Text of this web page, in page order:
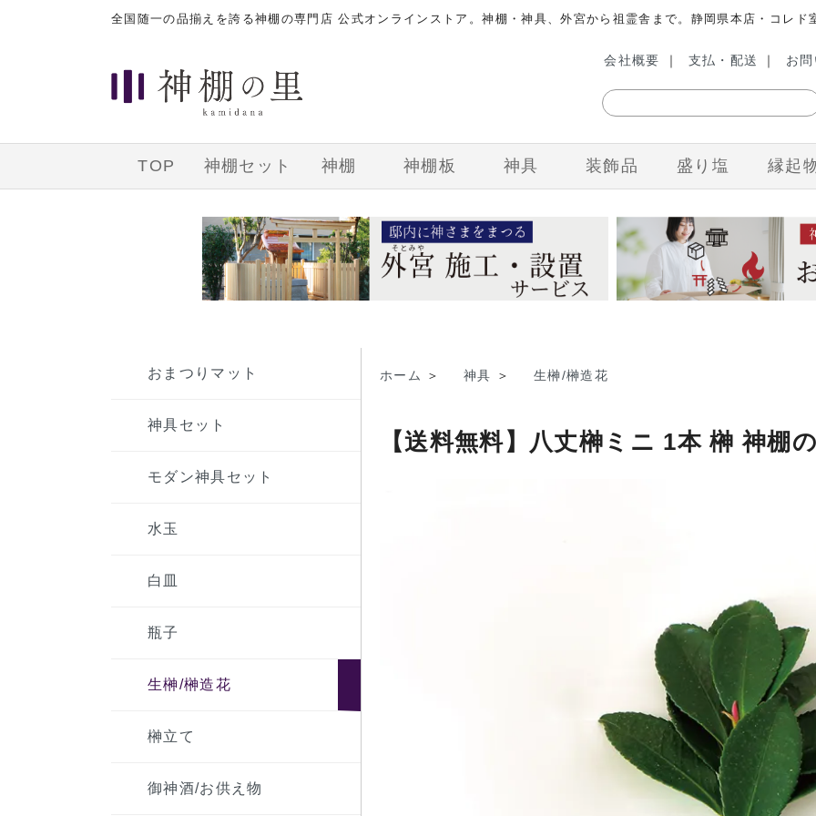
全国随一の品揃えを誇る神棚の専門店 公式オンラインストア。神棚・神具、外宮から祖霊舎まで。静岡県本店・コレ
会社概要 支払・配送 お
TOP 神棚セット 神棚 神棚板 神具 装飾品 盛り塩 縁起
おまつりマット
神具セット
モダン神具セット
水玉
白皿
瓶子
生榊/榊造花
榊立て
御神酒/お供え物
ホーム ＞ 神具 ＞ 生榊/榊造花
【送料無料】八丈榊ミニ 1本 榊 神棚